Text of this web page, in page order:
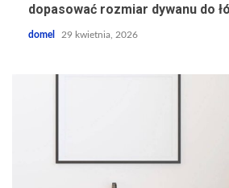
dopasować rozmiar dywanu do
domel 29 kwietnia, 2026